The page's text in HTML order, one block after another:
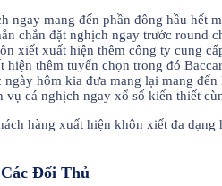
ngay mang đến phần đông hầu
chắn đặt nghịch ngay trước round
xiết xuất hiện thêm công ty cung
thêm tuyển chọn trong đó
hôm kia đưa mang lại mang
cá nghịch ngay xổ số kiến thiết
hàng xuất hiện khôn xiết đa
Đối Thủ